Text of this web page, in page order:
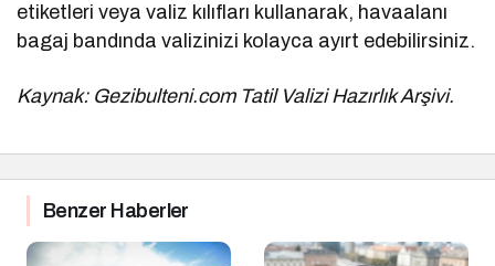
etiketleri veya valiz kılıfları kullanarak, havaalanı
bagaj bandında valizinizi kolayca ayırt edebilirsiniz.
Kaynak: Gezibulteni.com Tatil Valizi Hazırlık Arşivi.
Benzer Haberler